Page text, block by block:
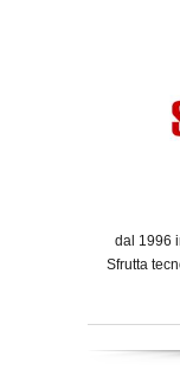
dal 1996
Sfrutta